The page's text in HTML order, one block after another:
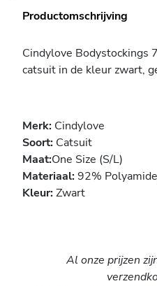
Productomschrijving
Cindylove Bodystockings
catsuit in de kleur zwart,
Merk: Cindylove
Soort: Catsuit
Maat:One Size (S/L)
Materiaal:92%
Kleur:Zwart
Al onze prijzen